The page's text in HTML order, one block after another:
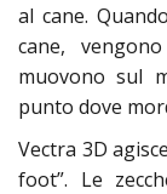
al cane.
cane,
muovono sul
punto dove
Vectra 3D
foot”. Le